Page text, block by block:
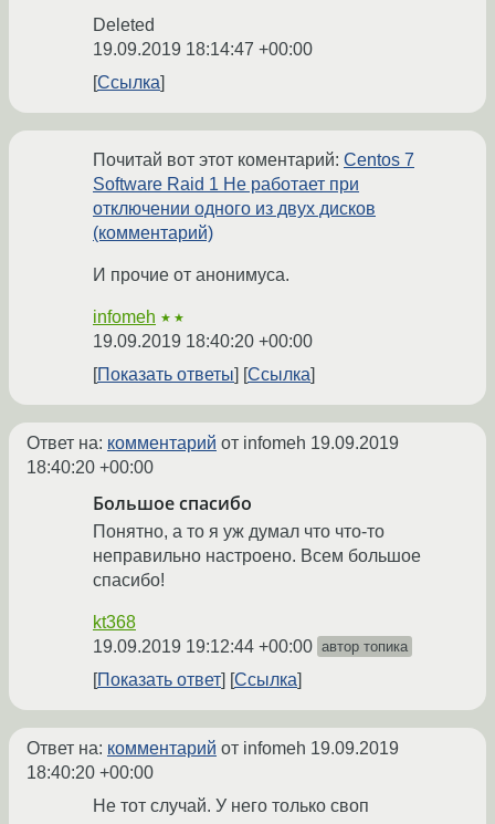
Deleted
19.09.2019 18:14:47 +00:00
Ссылка
Почитай вот этот коментарий: Centos 7
Software Raid 1 Не работает при
отключении одного из двух дисков
(комментарий)
И прочие от анонимуса.
infomeh ★★
19.09.2019 18:40:20 +00:00
Показать ответы
Ссылка
Ответ на: комментарий от infomeh 19.09.2019
18:40:20 +00:00
Большое спасибо
Понятно, а то я уж думал что что-то
неправильно настроено. Всем большое
спасибо!
kt368
19.09.2019 19:12:44 +00:00 автор топика
Показать ответ Ссылка
Ответ на: комментарий от infomeh 19.09.2019
18:40:20 +00:00
Не тот случай. У него только своп